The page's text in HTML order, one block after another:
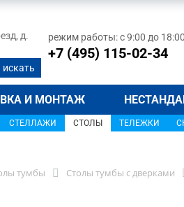
д.
режим работы: с 9:00 до 18:00
+7 (495) 115-02-34
И МОНТАЖ
СТЕЛЛАЖИ СТОЛЫ ТЕЛЕЖКИ
тумбы Столы тумбы с дверками